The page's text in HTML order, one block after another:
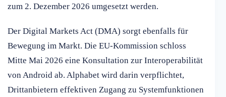
zum 2. Dezember 2026 umgesetzt werden.
Der Digital Markets Act (DMA) sorgt ebenfalls für
Bewegung im Markt. Die EU-Kommission schloss
Mitte Mai 2026 eine Konsultation zur Interoperabilität
von Android ab. Alphabet wird darin verpflichtet,
Drittanbietern effektiven Zugang zu Systemfunktionen